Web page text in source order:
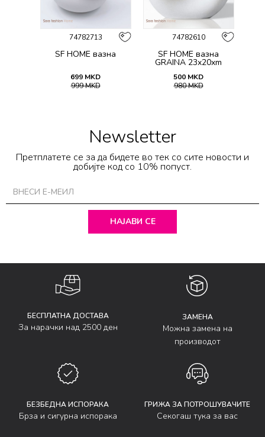
74782713
SF HOME вазна
699 MKD
999MKD
74782610
SF HOME вазна
GRAINA 23x20xm
500 MKD
980MKD
Newsletter
Претплатете се за да бидете во тек со сите новости и
добијте код со 10% попуст.
НАЈАВИ СЕ
БЕСПЛАТНА ДОСТАВА
За нарачки над 2500 ден
ЗАМЕНА
Можна замена на
производот
БЕЗБЕДНА ИСПОРАКА
Брза и сигурна испорака
ГРИЖА ЗА ПОТРОШУВАЧИТЕ
Секогаш тука за вас